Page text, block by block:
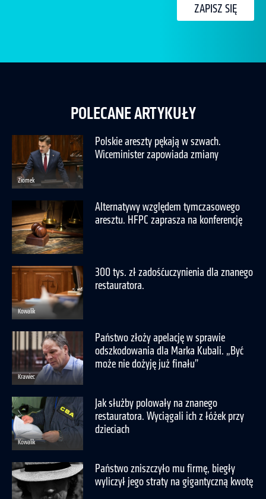
ZAPISZ SIĘ
POLECANE ARTYKUŁY
Ziomek
Polskie areszty pękają w szwach.
Wiceminister zapowiada zmiany
Alternatywy względem tymczasowego
aresztu. HFPC zaprasza na konferencję
Kowalik
300 tys. zł zadośćuczynienia dla znanego
restauratora.
Krawiec
Państwo złoży apelację w sprawie
odszkodowania dla Marka Kubali. „Być
może nie dożyję już finału”
Kowalik
Jak służby polowały na znanego
restauratora. Wyciągali ich z łóżek przy
dzieciach
Państwo zniszczyło mu firmę, biegły
wyliczył jego straty na gigantyczną kwotę